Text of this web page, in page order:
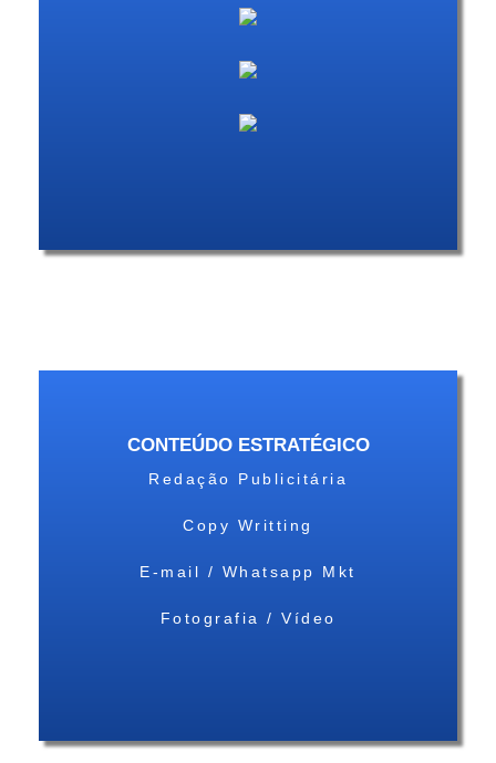
CONTEÚDO ESTRATÉGICO
Redação Publicitária
Copy Writting
E-mail / Whatsapp Mkt
Fotografia / Vídeo